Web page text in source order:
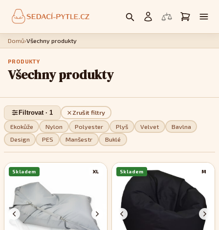
Domů›Všechny produkty
PRODUKTY
Všechny produkty
Ekokůže Nylon Polyester Plyš Velvet
Bavlna
Design
PES Manšestr Buklé
Zrušit filtry
Filtrovat · 1
XL
Skladem M
Skladem